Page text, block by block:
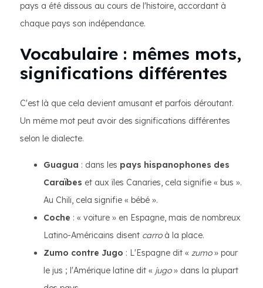
pays a été dissous au cours de l'histoire, accordant à
chaque pays son indépendance.
Vocabulaire : mêmes mots,
significations différentes
C'est là que cela devient amusant et parfois déroutant.
Un même mot peut avoir des significations différentes
selon le dialecte.
Guagua : dans les pays hispanophones des
Caraïbes et aux îles Canaries, cela signifie « bus ».
Au Chili, cela signifie « bébé ».
Coche : « voiture » en Espagne, mais de nombreux
Latino-Américains disent carroà la place.
Zumo contre Jugo : L'Espagne dit « zumo» pour
le jus ; l'Amérique latine dit « jugo» dans la plupart